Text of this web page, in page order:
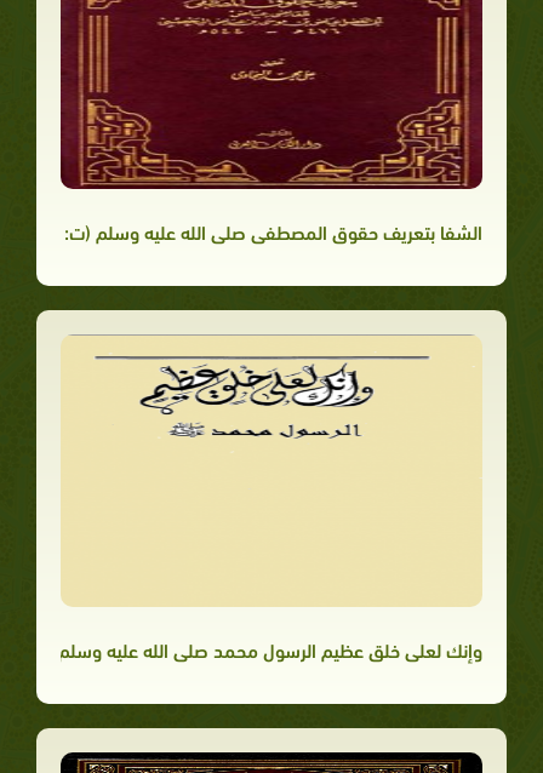
الشفا بتعريف حقوق المصطفى صلى الله عليه وسلم (ت:
وإنك لعلى خلق عظيم الرسول محمد صلى الله عليه وسلم